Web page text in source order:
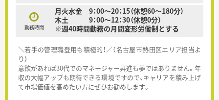
勤務時間
月火水金 9：00～20：15（休憩60～180分）
木土 9：00～12：30（休憩0分）
※週40時間勤務の月間変形労働制とする
＼若手の管理職登用も積極的！／（名古屋市熱田区エリア担当よ
り）
意欲があれば30代でのマネージャー昇進も夢ではありません。年
収の大幅アップも期待できる環境ですので、キャリアを積み上げ
て市場価値を高めたい方にぜひお勧めします。